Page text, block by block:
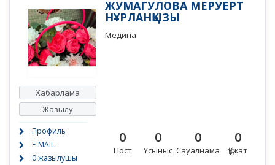
Хабарлама
Жазылу
Профиль
E-MAIL
0 жазылушы
ЖУМАГУЛОВА МЕРУЕРТ
НҰРЛАНҚЫЗЫ
Медина
0
Пост
0
Ұсыныс
0
Сауалнама
0
Құжат